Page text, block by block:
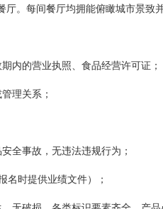
厅。每间餐厅均拥能俯瞰城市景
内的营业执照、食品经营许可证；
理关系；
全事故，无违法违规行为；
名时提供业绩文件）；